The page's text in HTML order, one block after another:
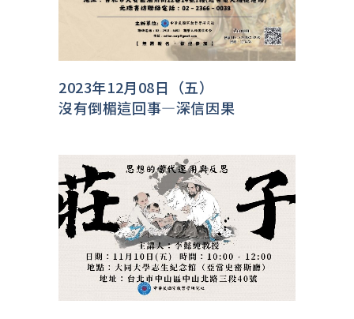
2023年12月08日（五）
沒有倒楣這回事—深信因果